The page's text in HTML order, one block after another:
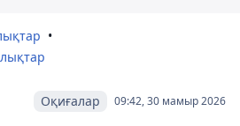
09:42, 30 мамыр 2026
Оқиғалар